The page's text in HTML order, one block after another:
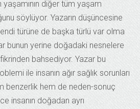
yaşamının diğer tüm yaşam
söylüyor. Yazarın düşüncesine
türüne de başka türlü var olma
bunun yerine doğadaki nesnelere
bahsediyor. Yazar bu
ile insanın ağır sağlık sorunları
benzerlik hem de neden-sonuç
insanın doğadan ayrı